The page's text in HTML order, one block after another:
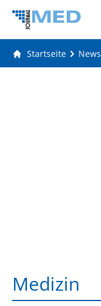
Startseite News
Medizin